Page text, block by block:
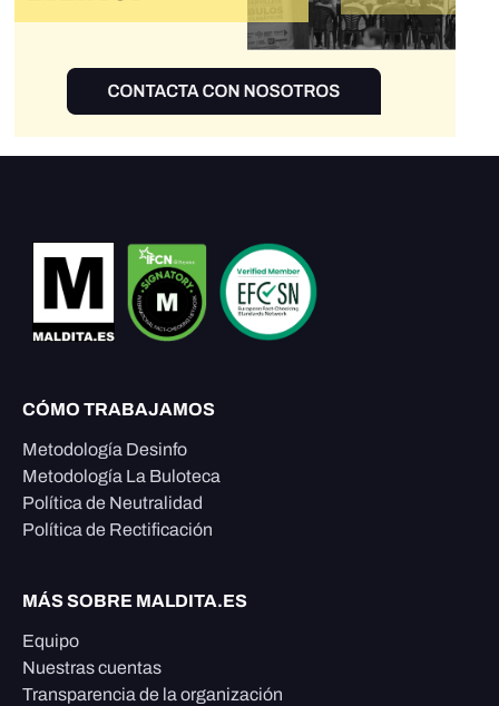
CÓMO TRABAJAMOS
Metodología Desinfo
Metodología La Buloteca
Política de Neutralidad
Política de Rectificación
MÁS SOBRE MALDITA.ES
Equipo
Nuestras cuentas
Transparencia de la organización